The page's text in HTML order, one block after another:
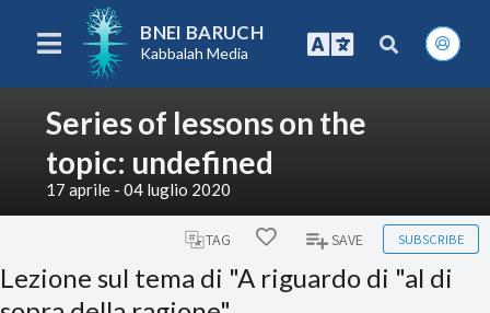
BNEI BARUCH
Kabbalah Media
Series of lessons on the
topic: undefined
17 aprile - 04 luglio 2020
TAG SAVE SUBSCRIBE
Lezione sul tema di "A riguardo di "al di